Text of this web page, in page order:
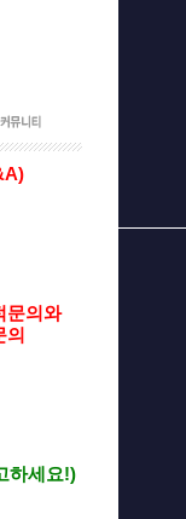
문의와
의
하세요!)